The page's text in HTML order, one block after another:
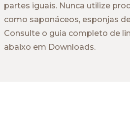
partes iguais. Nunca utilize
como saponáceos, esponjas
Consulte o guia completo de
abaixo em Downloads.